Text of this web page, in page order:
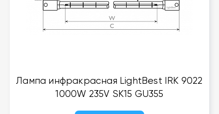
Лампа инфракрасная LightBest IRK 9022
1000W 235V SK15 GU355